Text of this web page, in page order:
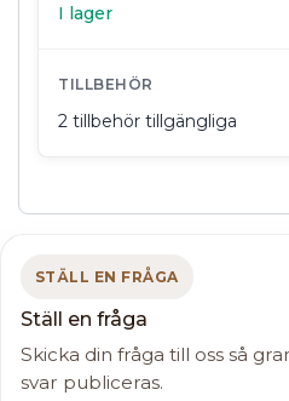
I lager
TILLBEHÖR
2 tillbehör tillgängliga
STÄLL EN FRÅGA
Ställ en fråga
Skicka din fråga till oss så
svar publiceras.